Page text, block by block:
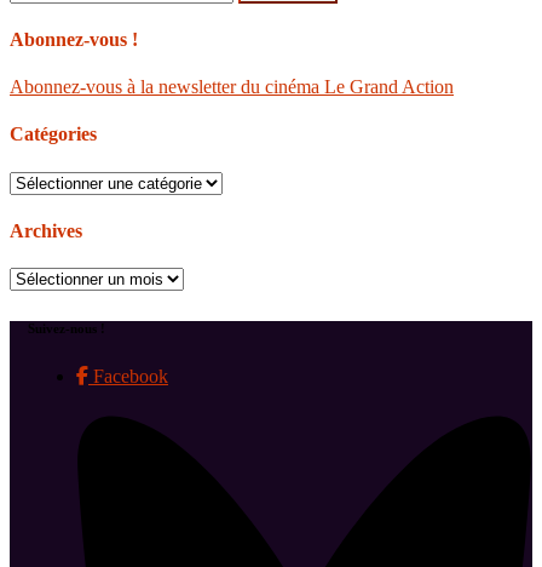
Abonnez-vous !
Abonnez-vous à la newsletter du cinéma Le Grand Action
Catégories
Catégories
Archives
Archives
Suivez-nous !
Facebook